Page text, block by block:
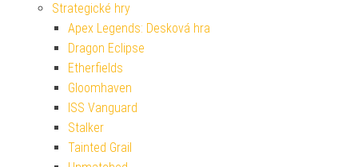
Strategické hry
Apex Legends: Desková hra
Dragon Eclipse
Etherfields
Gloomhaven
ISS Vanguard
Stalker
Tainted Grail